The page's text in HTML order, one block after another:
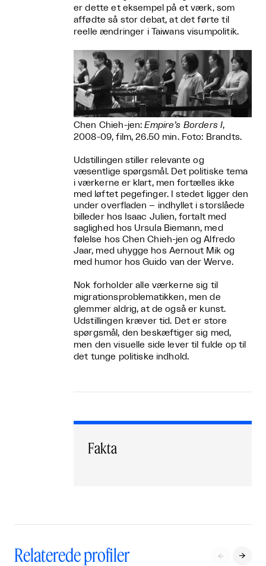
er dette et eksempel på et værk, som
affødte så stor debat, at det førte til
reelle ændringer i Taiwans visumpolitik.
Chen Chieh-jen:Empire’s Borders I,
2008-09, film, 26.50 min. Foto: Brandts.
Udstillingen stiller relevante og
væsentlige spørgsmål. Det politiske tema
i værkerne er klart, men fortælles ikke
med løftet pegefinger. I stedet ligger den
under overfladen – indhyllet i storslåede
billeder hos Isaac Julien, fortalt med
saglighed hos Ursula Biemann, med
følelse hos Chen Chieh-jen og Alfredo
Jaar, med uhygge hos Aernout Mik og
med humor hos Guido van der Werve.
Nok forholder alle værkerne sig til
migrationsproblematikken, men de
glemmer aldrig, at de også er kunst.
Udstillingen kræver tid. Det er store
spørgsmål, den beskæftiger sig med,
men den visuelle side lever til fulde op til
det tunge politiske indhold.
Fakta
Relaterede profiler  